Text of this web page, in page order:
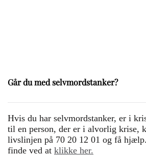
Går du med selvmordstanker?
Hvis du har selvmordstanker, er i
til en person, der er i alvorlig krise,
livslinjen på 70 20 12 01 og få
finde ved at klikke her.